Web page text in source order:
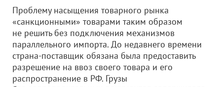
Проблему насыщения товарного рынка
«санкционными» товарами таким образом
не решить без подключения механизмов
параллельного импорта. До недавнего времени
страна-поставщик обязана была предоставить
разрешение на ввоз своего товара и его
распространение в РФ. Грузы